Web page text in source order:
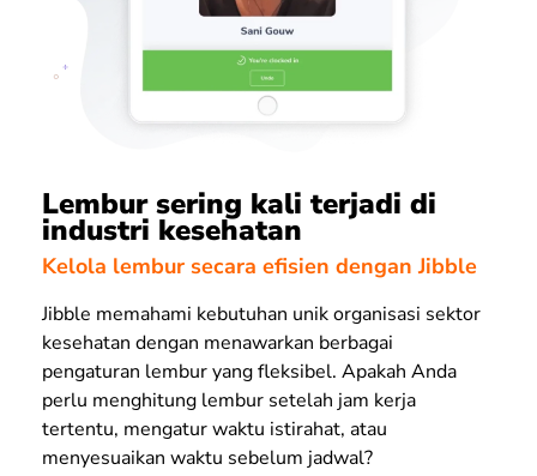
Lembur sering kali terjadi di
industri kesehatan
Kelola lembur secara efisien dengan Jibble
Jibble memahami kebutuhan unik organisasi sektor
kesehatan dengan menawarkan berbagai
pengaturan lembur yang fleksibel. Apakah Anda
perlu menghitung lembur setelah jam kerja
tertentu, mengatur waktu istirahat, atau
menyesuaikan waktu sebelum jadwal?